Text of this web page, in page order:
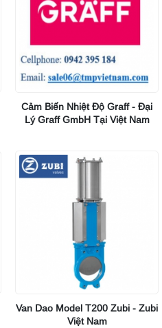
Cảm Biến Nhiệt Độ Graff - Đại
Lý Graff GmbH Tại Việt Nam
Van Dao Model T200 Zubi - Zubi
Việt Nam